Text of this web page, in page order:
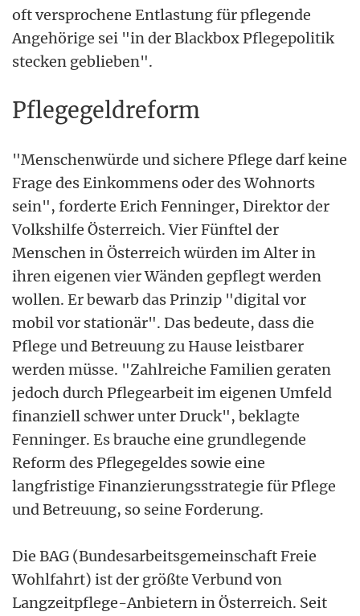
oft versprochene Entlastung für pflegende
Angehörige sei "in der Blackbox Pflegepolitik
stecken geblieben".
Pflegegeldreform
"Menschenwürde und sichere Pflege darf keine
Frage des Einkommens oder des Wohnorts
sein", forderte Erich Fenninger, Direktor der
Volkshilfe Österreich. Vier Fünftel der
Menschen in Österreich würden im Alter in
ihren eigenen vier Wänden gepflegt werden
wollen. Er bewarb das Prinzip "digital vor
mobil vor stationär". Das bedeute, dass die
Pflege und Betreuung zu Hause leistbarer
werden müsse. "Zahlreiche Familien geraten
jedoch durch Pflegearbeit im eigenen Umfeld
finanziell schwer unter Druck", beklagte
Fenninger. Es brauche eine grundlegende
Reform des Pflegegeldes sowie eine
langfristige Finanzierungsstrategie für Pflege
und Betreuung, so seine Forderung.
Die BAG (Bundesarbeitsgemeinschaft Freie
Wohlfahrt) ist der größte Verbund von
Langzeitpflege-Anbietern in Österreich. Seit